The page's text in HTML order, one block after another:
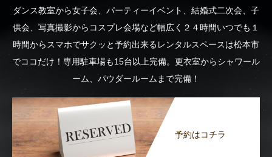
ダンス教室から女子会、パーティーイベント、結婚式二次会、子
供会、写真撮影からコスプレ会場など幅広く２４時間いつでも１
時間からスマホでサクッと予約出来るレンタルスペースは松本市
でココだけ！専用駐車場も15台以上完備。更衣室からシャワール
ーム、パウダールームまで完備！
予約はコチラ